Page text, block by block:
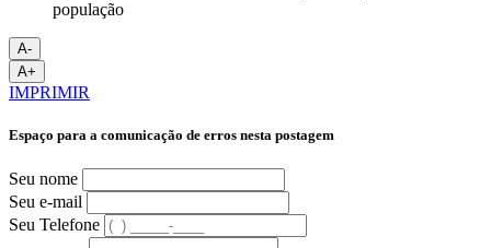
A-
A+
IMPRIMIR
Espaço para a comunicação de erros nesta postagem
Seu nome
Seu e-mail
Seu Telefone